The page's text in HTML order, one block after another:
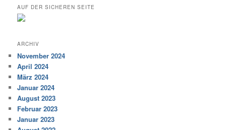
AUF DER SICHEREN SEITE
ARCHIV
November 2024
April 2024
März 2024
Januar 2024
August 2023
Februar 2023
Januar 2023